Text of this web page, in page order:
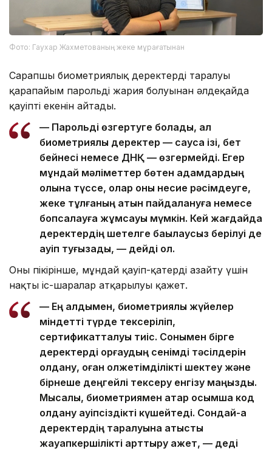
Фото: Гаухар Жахметованың жеке мұрағатынан
Сарапшы биометриялық деректердің таралуы
қарапайым парольдің жария болуынан әлдеқайда
қауіпті екенін айтады.
— Парольді өзгертуге болады, ал
биометриялық деректер — саусақ ізі, бет
бейнесі немесе ДНҚ — өзгермейді. Егер
мұндай мәліметтер бөтен адамдардың
қолына түссе, олар оны несие рәсімдеуге,
жеке тұлғаның атын пайдалануға немесе
бопсалауға жұмсауы мүмкін. Кей жағдайда
деректердің шетелге бақылаусыз берілуі де
қауіп туғызады, — дейді ол.
Оның пікірінше, мұндай қауіп-қатерді азайту үшін
нақты іс-шаралар атқарылуы қажет.
— Ең алдымен, биометриялық жүйелер
міндетті түрде тексеріліп,
сертификатталуы тиіс. Сонымен бірге
деректерді қорғаудың сенімді тәсілдерін
қолдану, оған қолжетімділікті шектеу және
бірнеше деңгейлі тексеру енгізу маңызды.
Мысалы, биометриямен қатар қосымша код
қолдану қауіпсіздікті күшейтеді. Сондай-ақ
деректердің таралуына қатысты
жауапкершілікті арттыру қажет, — деді